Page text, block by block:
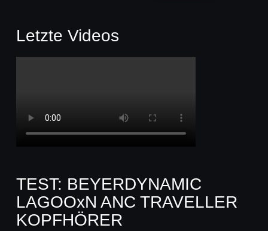
Letzte Videos
TEST: BEYERDYNAMIC
LAGOOxN ANC TRAVELLER
KOPFHÖRER